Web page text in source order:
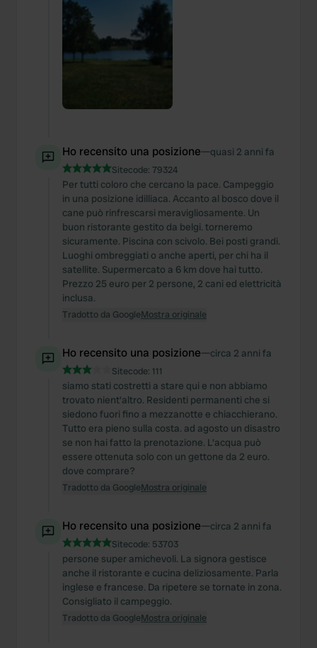
Ho recensito una posizione—quasi 2 anni fa
Sitecode: 79324
Per tutti coloro che cercano la pace. Campeggio
in una posizione idilliaca. Accanto al bosco dove il
cane può rinfrescarsi meravigliosamente. Un
buon ristorante gestito da belgi. torneremo
sicuramente. Piscina con scivolo. Bei posti grandi.
Luoghi ombreggiati o anche aperti, per chi ha il
satellite. Supermercato a 6 km dove hai tutto.
Prezzo 25 euro per 2 persone, 2 cani ed elettricità
inclusa.
Tradotto da GoogleMostra originale
Ho recensito una posizione—circa 2 anni fa
Sitecode: 111
siamo stati costretti a stare qui e non abbiamo
trovato nient'altro. Residenti permanenti che si
siedono fuori fino a mezzanotte e chiacchierano.
Tutto era pieno sulla costa. ad agosto un disastro
se non hai fatto la prenotazione. L'acqua può
essere ottenuta solo con un gettone da 2 euro.
dove comprare?
Tradotto da GoogleMostra originale
Ho recensito una posizione—circa 2 anni fa
Sitecode: 53703
persone super amichevoli. La signora gestisce
anche il ristorante e cucina deliziosamente. Parla
inglese e francese. Da ripetere se tornate in zona.
Consigliato il campeggio.
Tradotto da GoogleMostra originale